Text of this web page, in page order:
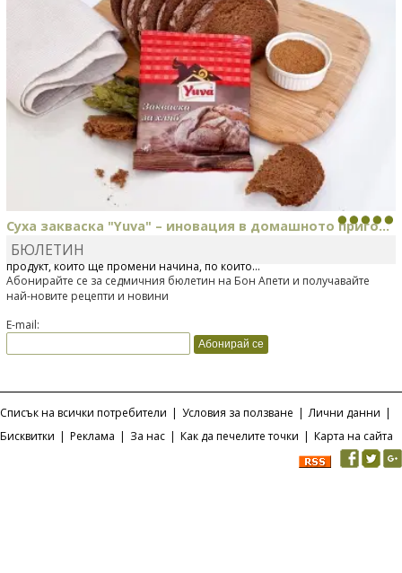
Суха закваска "Yuva" – иновация в домашното приго...
Отскоро Лесафр България стартира предлагането на изцяло нов
продукт, който ще промени начина, по който...
БЮЛЕТИН
Абонирайте се за седмичния бюлетин на Бон Апети и получавайте
най-новите рецепти и новини
E-mail:
Списък на всички потребители | Условия за ползване | Лични данни |
Бисквитки | Реклама | За нас | Как да печелите точки | Карта на сайта